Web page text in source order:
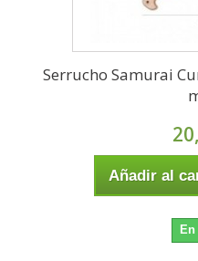
Serrucho Samurai
Añadir al